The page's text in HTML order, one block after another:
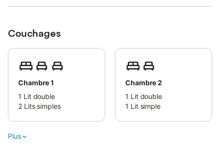
Couchages
Chambre 1
1 Lit double
2 Lits simples
Chambre 2
1 Lit double
1 Lit simple
Plus